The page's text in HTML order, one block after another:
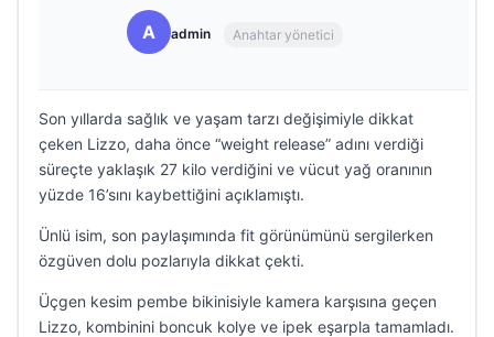
A admin Anahtar yönetici
Son yıllarda sağlık ve yaşam tarzı değişimiyle dikkat
çeken Lizzo, daha önce “weight release” adını verdiği
süreçte yaklaşık 27 kilo verdiğini ve vücut yağ oranının
yüzde 16’sını kaybettiğini açıklamıştı.
Ünlü isim, son paylaşımında fit görünümünü sergilerken
özgüven dolu pozlarıyla dikkat çekti.
Üçgen kesim pembe bikinisiyle kamera karşısına geçen
Lizzo, kombinini boncuk kolye ve ipek eşarpla tamamladı.